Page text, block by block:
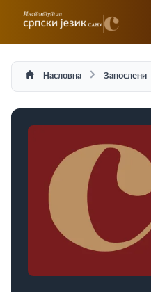
Насловна Запослени